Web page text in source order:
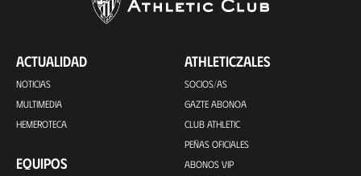
ACTUALIDAD
NOTICIAS
MULTIMEDIA
HEMEROTECA
EQUIPOS
ATHLETICZALES
SOCIOS/AS
GAZTE ABONOA
CLUB ATHLETIC
PEÑAS OFICIALES
ABONOS VIP